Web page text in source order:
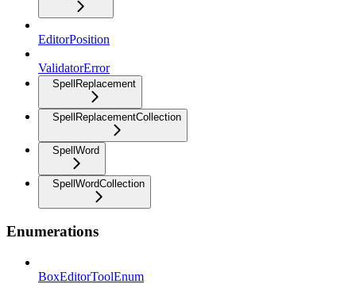
EditorPosition
ValidatorError
SpellReplacement
SpellReplacementCollection
SpellWord
SpellWordCollection
Enumerations
BoxEditorToolEnum